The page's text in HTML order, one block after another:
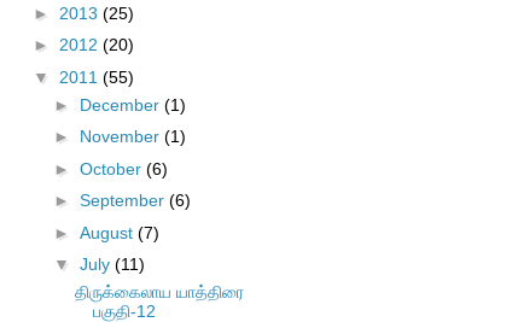
► 2013 (25)
► 2012 (20)
▼ 2011 (55)
► December (1)
► November (1)
► October (6)
► September (6)
► August (7)
▼ July (11)
திருக்கைலாய யாத்திரை
பகுதி-12